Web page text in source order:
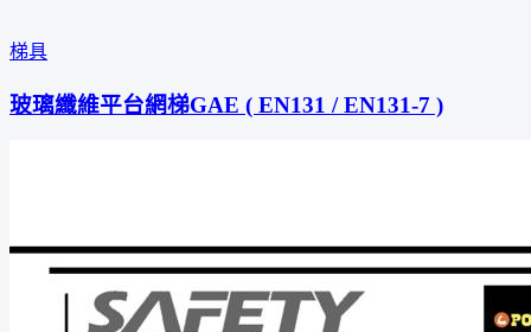
梯具
玻璃纖維平台網梯GAE ( EN131 / EN131-7 )